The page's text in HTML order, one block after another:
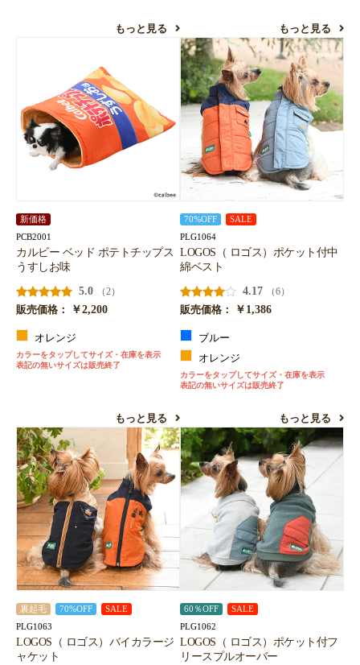
もっと見る もっと見る
新価格
PCB2001
カルビー ベッド ポテトチップス
うすしお味
5.0
（2）
販売価格：
￥2,200
オレンジ
カラーをタップしてサイズ・在庫を表示
表記の無いサイズは販売終了
もっと見る
70%OFF SALE
PLG1064
LOGOS（ ロゴス）ポケット付中
綿ベスト
4.17
（6）
販売価格：
￥1,386
ブルー
オレンジ
カラーをタップしてサイズ・在庫を表示
表記の無いサイズは販売終了
もっと見る
裏起毛 70%OFF SALE
PLG1063
LOGOS（ ロゴス）バイカラージ
ャケット
60％OFF SALE
PLG1062
LOGOS（ ロゴス）ポケット付フ
リースプルオーバー